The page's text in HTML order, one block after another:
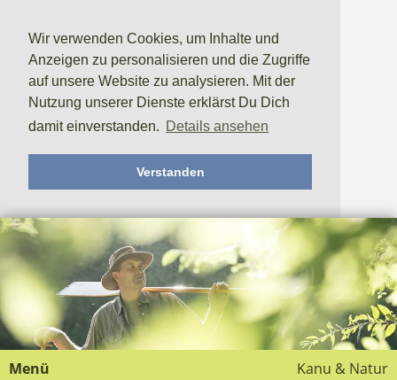
Wir verwenden Cookies, um Inhalte und
Anzeigen zu personalisieren und die Zugriffe
auf unsere Website zu analysieren. Mit der
Nutzung unserer Dienste erklärst Du Dich
damit einverstanden. Details ansehen
Verstanden
Kanu & Natur
Menü